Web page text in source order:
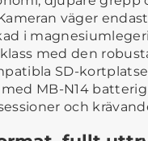
väger
i
med den
SD-
MB-N14
och